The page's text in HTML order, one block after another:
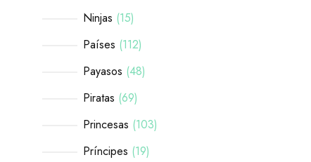
Ninjas 15
Países 112
Payasos 48
Piratas 69
Princesas 103
Príncipes 19